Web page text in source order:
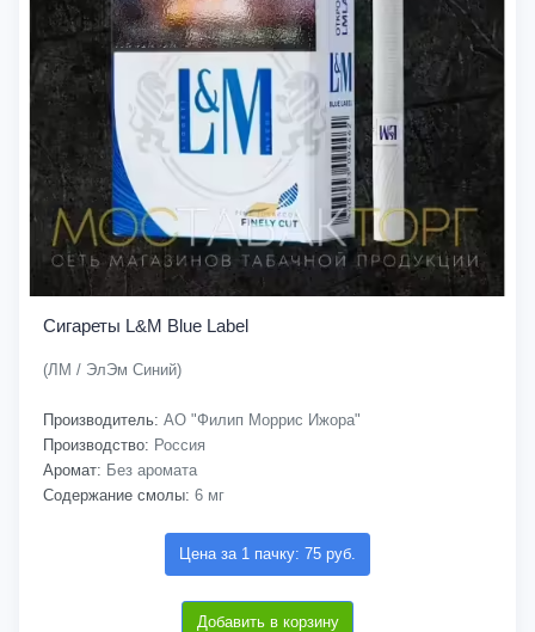
Сигареты L&M Blue Label
(ЛМ / ЭлЭм Синий)
Производитель: АО "Филип Моррис Ижора"
Производство: Россия
Аромат: Без аромата
Содержание смолы: 6 мг
Цена за 1 пачку: 75 руб.
Добавить в корзину